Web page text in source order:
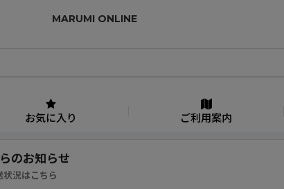
MARUMI ONLINE
お気に入り ご利用案内
のお知らせ
況はこちら